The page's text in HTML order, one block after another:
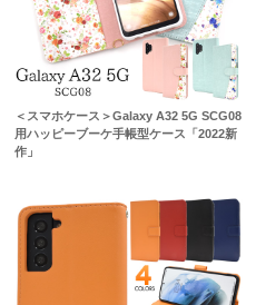
＜スマホケース＞Galaxy A32 5G SCG08
用ハッピーブーケ手帳型ケース「2022新
作」